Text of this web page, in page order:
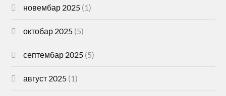
новембар 2025 (1)
октобар 2025 (5)
септембар 2025 (5)
август 2025 (1)